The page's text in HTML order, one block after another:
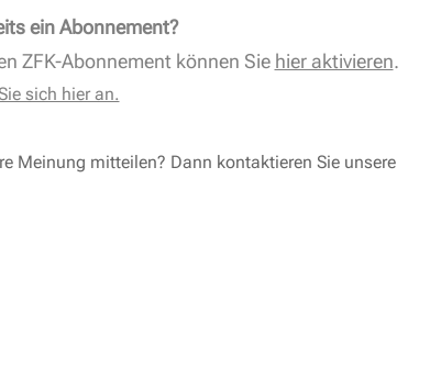
ein Abonnement?
ZFK-Abonnement können Sie hier aktivieren.
sich hier an.
Meinung mitteilen? Dann kontaktieren Sie unsere